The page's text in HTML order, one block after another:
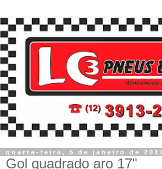
quarta-feira, 5 de janeiro de 2011
Gol quadrado aro 17"